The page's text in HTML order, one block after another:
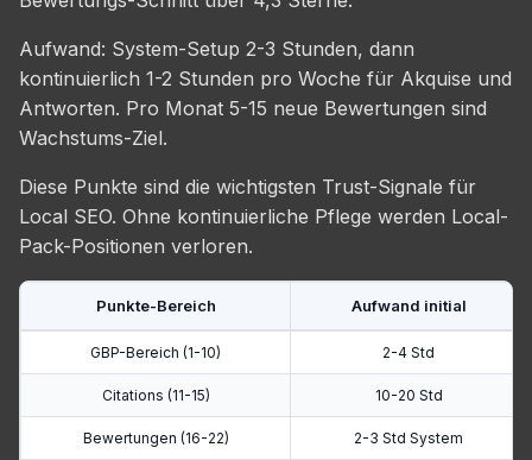
Aufwand: System-Setup 2-3 Stunden, dann
kontinuierlich 1-2 Stunden pro Woche für Akquise und
Antworten. Pro Monat 5-15 neue Bewertungen sind
Wachstums-Ziel.
Diese Punkte sind die wichtigsten Trust-Signale für
Local SEO. Ohne kontinuierliche Pflege werden Local-
Pack-Positionen verloren.
Punkte-Bereich Aufwand initial
GBP-Bereich (1-10) 2-4 Std
Citations (11-15) 10-20 Std
Bewertungen (16-22) 2-3 Std System